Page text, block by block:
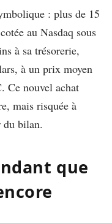
: plus de 15
au Nasdaq sous
à sa trésorerie,
à un prix moyen
Ce nouvel achat
mais risquée à
bilan.
que